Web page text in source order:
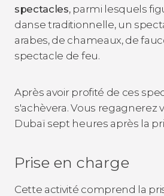
spectacles, parmi lesquels
danse traditionnelle, un
arabes, de chameaux, de
spectacle de feu.
Après avoir profité de ces
s'achèvera. Vous regagnerez
Dubaï sept heures après la
Prise en charge
Cette activité comprend la